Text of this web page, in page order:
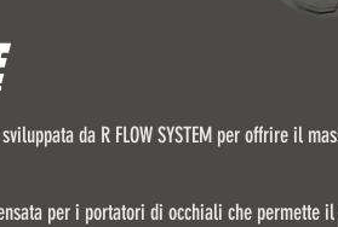
da R FLOW SYSTEM per offrire il
per i portatori di occhiali che permette